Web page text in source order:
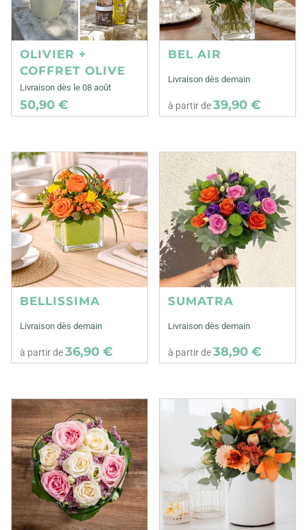
OLIVIER +
COFFRET OLIVE
Livraison dès le 08 août
50,90 €
BEL AIR
Livraison dès demain
à partir de39,90 €
BELLISSIMA
Livraison dès demain
à partir de36,90 €
SUMATRA
Livraison dès demain
à partir de38,90 €